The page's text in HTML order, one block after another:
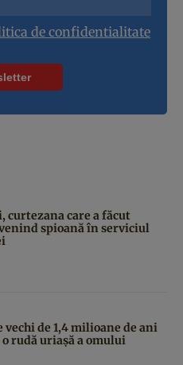
de confidentialitate
curtezana care a făcut
spioană în serviciul
de 1,4 milioane de ani
rudă uriașă a omului